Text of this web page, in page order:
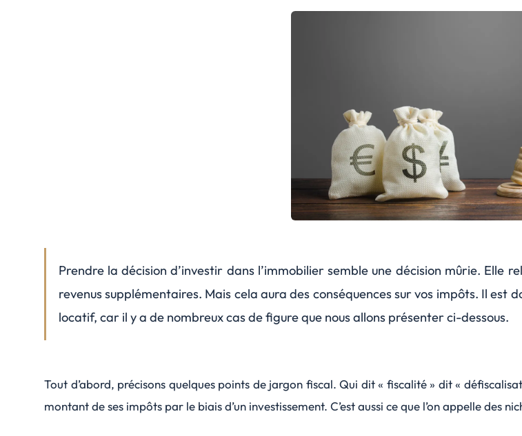
Prendre la décision d’investir dans l’immobilier semble une décision mûrie.
revenus supplémentaires. Mais cela aura des conséquences sur vos impôts. Il est
locatif, car il y a de nombreux cas de figure que nous allons présenter ci-dessous.
Tout d’abord, précisons quelques points de jargon fiscal. Qui dit « fiscalité » dit «
montant de ses impôts par le biais d’un investissement. C’est aussi ce que l’on appelle des